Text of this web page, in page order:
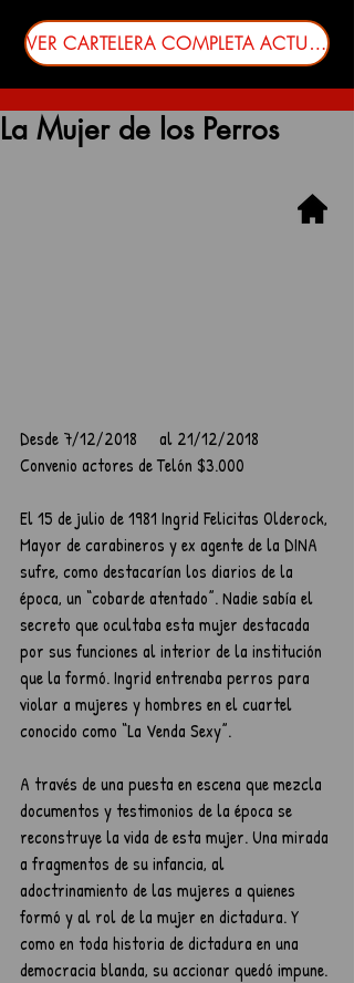
VER CARTELERA COMPLETA ACTUALIZADA
La Mujer de los Perros
Desde 7/12/2018     al 21/12/2018
Convenio actores de Telón $3.000
El 15 de julio de 1981 Ingrid Felicitas Olderock,
Mayor de carabineros y ex agente de la DINA
sufre, como destacarían los diarios de la
época, un “cobarde atentado”. Nadie sabía el
secreto que ocultaba esta mujer destacada
por sus funciones al interior de la institución
que la formó. Ingrid entrenaba perros para
violar a mujeres y hombres en el cuartel
conocido como “La Venda Sexy”.
A través de una puesta en escena que mezcla
documentos y testimonios de la época se
reconstruye la vida de esta mujer. Una mirada
a fragmentos de su infancia, al
adoctrinamiento de las mujeres a quienes
formó y al rol de la mujer en dictadura. Y
como en toda historia de dictadura en una
democracia blanda, su accionar quedó impune.